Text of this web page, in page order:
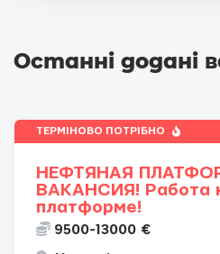
Останні додані
ТЕРМІНОВО ПОТРІБНО
НЕФТЯНАЯ
ВАКАНСИЯ! Работа
платформе!
9500-13000 €